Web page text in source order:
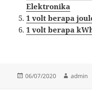
Elektronika
1 volt berapa
1 volt berapa
Diposkan
06/07/2020 Penulis
admin